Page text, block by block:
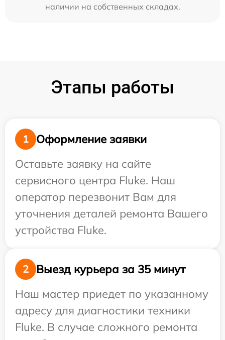
наличии на собственных складах.
Этапы работы
1
Оформление заявки
Оставьте заявку на сайте
сервисного центра Fluke. Наш
оператор перезвонит Вам для
уточнения деталей ремонта Вашего
устройства Fluke.
2
Выезд курьера за 35 минут
Наш мастер приедет по указанному
адресу для диагностики техники
Fluke. В случае сложного ремонта